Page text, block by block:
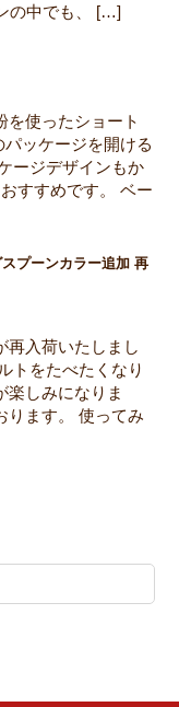
の中でも、 […]
を使ったショート
ッケージを開ける
ージデザインもか
すすめです。 ベー
プーンカラー追加 再
再入荷いたしまし
トをたべたくなり
楽しみになりま
ります。 使ってみ